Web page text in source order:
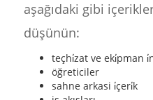
aşağıdaki gibi
düşünün:
teçhi̇zat ve eki̇pman
öğreticiler
sahne arkasi i̇çeri̇k